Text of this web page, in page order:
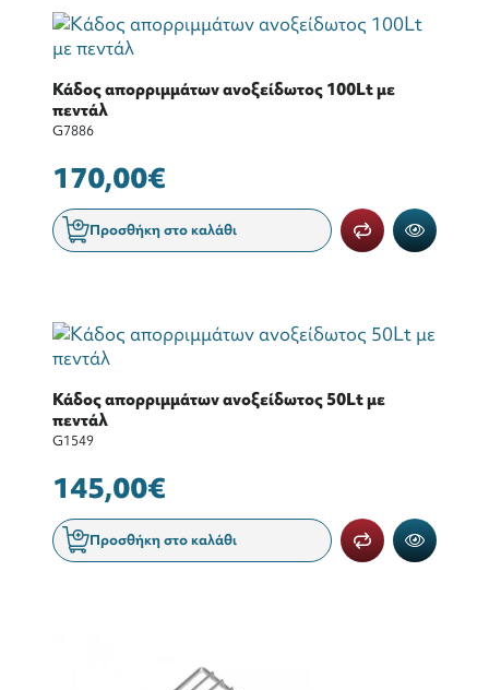
Κάδος απορριμμάτων ανοξείδωτος 100Lt με
πεντάλ
G7886
170,00€
Προσθήκη στο καλάθι
Κάδος απορριμμάτων ανοξείδωτος 50Lt με
πεντάλ
G1549
145,00€
Προσθήκη στο καλάθι